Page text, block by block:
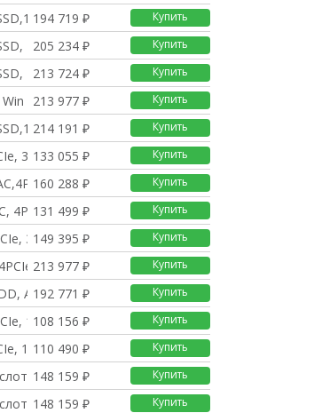
194 719 ₽ Купить
19»,
205 234 ₽ Купить
19»,
213 724 ₽ Купить
213 977 ₽ Купить
214 191 ₽ Купить
3 133 055 ₽ Купить
160 288 ₽ Купить
4PCI131 499 ₽ Купить
3 149 395 ₽ Купить
213 977 ₽ Купить
AC,192 771 ₽ Купить
1 108 156 ₽ Купить
1 110 490 ₽ Купить
148 159 ₽ Купить
148 159 ₽ Купить